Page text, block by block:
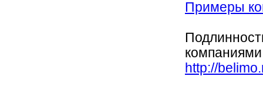
Примеры
http://